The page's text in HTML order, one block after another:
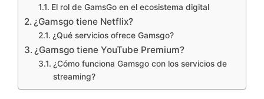
El rol de GamsGo en el ecosistema digital
¿Gamsgo tiene Netflix?
¿Qué servicios ofrece Gamsgo?
¿Gamsgo tiene YouTube Premium?
¿Cómo funciona Gamsgo con los servicios de
streaming?